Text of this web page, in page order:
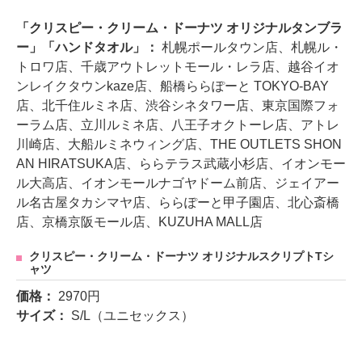
「クリスピー・クリーム・ドーナツ オリジナルタンブラ
ー」「ハンドタオル」： 札幌ポールタウン店、札幌ル・
トロワ店、千歳アウトレットモール・レラ店、越谷イオ
ンレイクタウンkaze店、船橋ららぽーと TOKYO-BAY
店、北千住ルミネ店、渋谷シネタワー店、東京国際フォ
ーラム店、立川ルミネ店、八王子オクトーレ店、アトレ
川崎店、大船ルミネウィング店、THE OUTLETS SHON
AN HIRATSUKA店、ららテラス武蔵小杉店、イオンモー
ル大高店、イオンモールナゴヤドーム前店、ジェイアー
ル名古屋タカシマヤ店、ららぽーと甲子園店、北心斎橋
店、京橋京阪モール店、KUZUHA MALL店
クリスピー・クリーム・ドーナツ オリジナルスクリプトTシ
ャツ
価格： 2970円
サイズ： S/L（ユニセックス）